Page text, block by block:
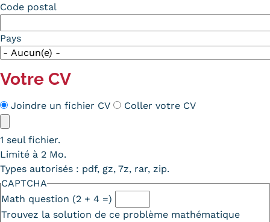
Code postal
Pays
Votre CV
Méthode
CV
Joindre un fichier CV
Coller votre CV
1 seul fichier.
Limité à 2 Mo.
Types autorisés : pdf, gz, 7z, rar, zip.
CAPTCHA
Math question (2 + 4 =)
Trouvez la solution de ce problème mathématique